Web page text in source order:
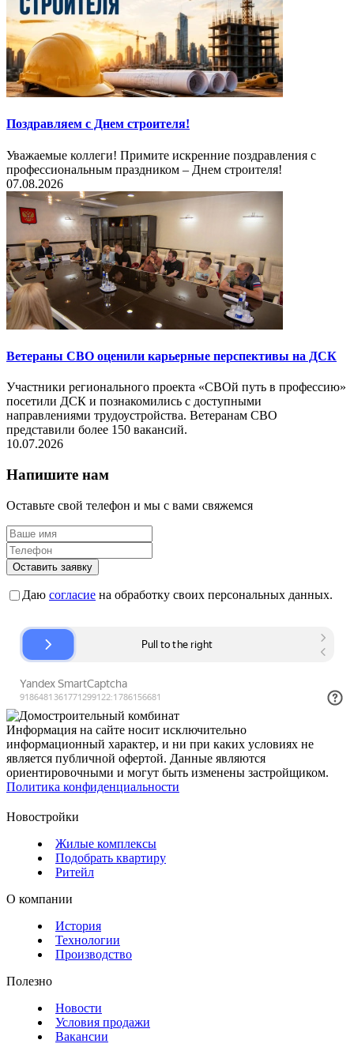
Поздравляем с Днем строителя!
Уважаемые коллеги! Примите искренние поздравления с
профессиональным праздником – Днем строителя!
07.08.2026
Ветераны СВО оценили карьерные перспективы на ДСК
Участники регионального проекта «СВОй путь в профессию»
посетили ДСК и познакомились с доступными
направлениями трудоустройства. Ветеранам СВО
представили более 150 вакансий.
10.07.2026
Напишите нам
Оставьте свой телефон и мы с вами свяжемся
Оставить заявку
Даю согласие на обработку своих персональных данных.
Информация на сайте носит исключительно
информационный характер, и ни при каких условиях не
является публичной офертой. Данные являются
ориентировочными и могут быть изменены застройщиком.
Политика конфиденциальности
Новостройки
Жилые комплексы
Подобрать квартиру
Ритейл
О компании
История
Технологии
Производство
Полезно
Новости
Условия продажи
Вакансии